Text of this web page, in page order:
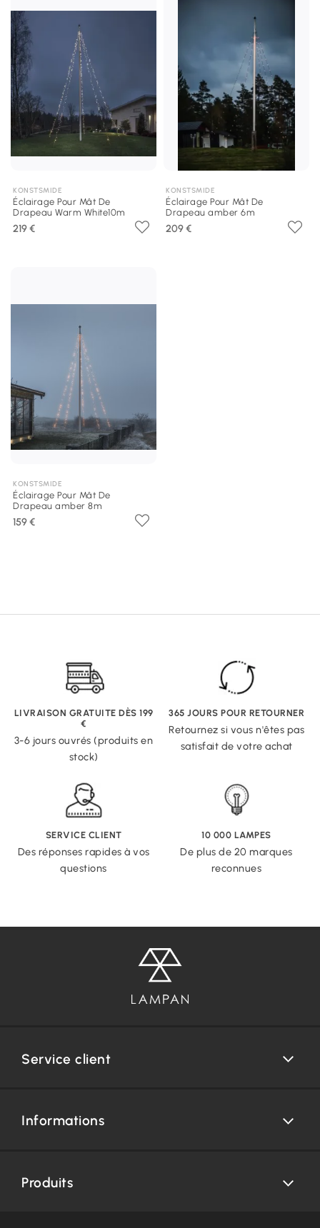
KONSTSMIDE
Éclairage Pour Mât De
Drapeau Warm White10m
219 €
KONSTSMIDE
Éclairage Pour Mât De
Drapeau amber 6m
209 €
KONSTSMIDE
Éclairage Pour Mât De
Drapeau amber 8m
159 €
LIVRAISON GRATUITE DÈS 199
€
3-6 jours ouvrés (produits en
stock)
365 JOURS POUR RETOURNER
Retournez si vous n'êtes pas
satisfait de votre achat
SERVICE CLIENT
Des réponses rapides à vos
questions
10 000 LAMPES
De plus de 20 marques
reconnues
Service client
Informations
Produits